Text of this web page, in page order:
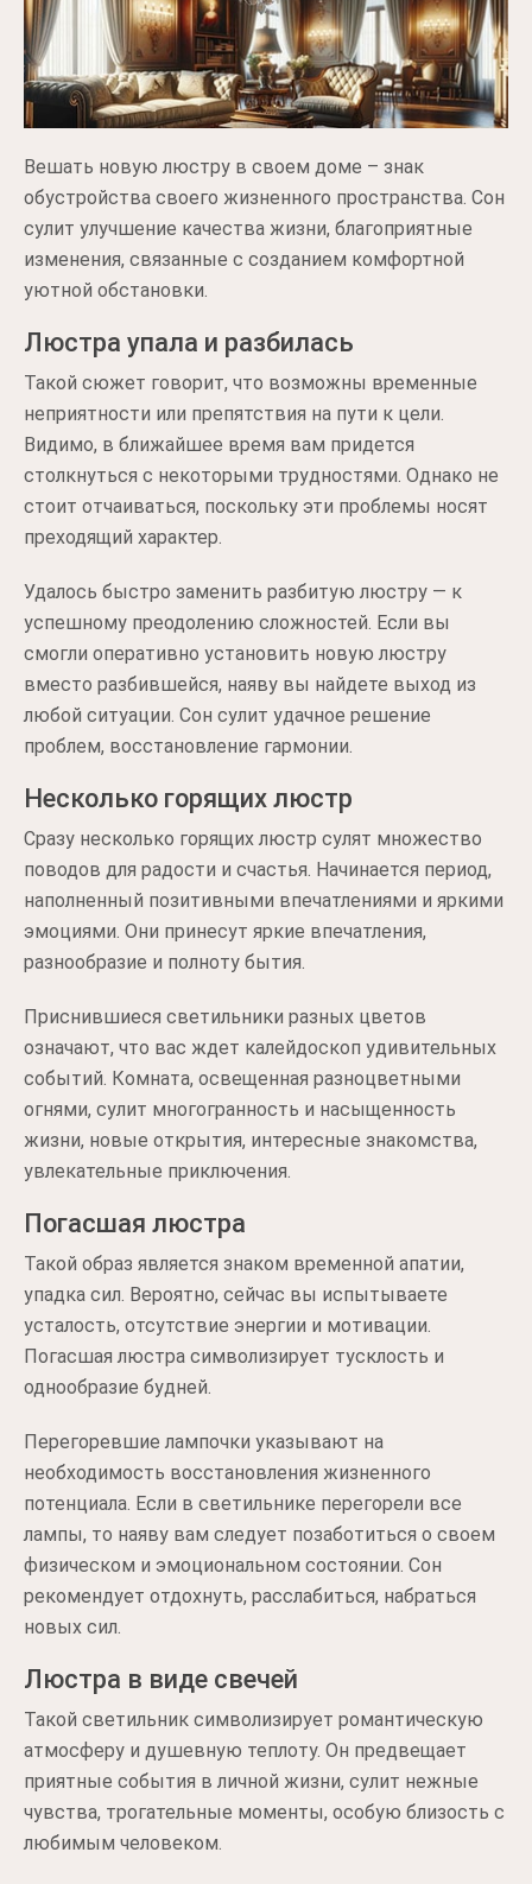
Вешать новую люстру в своем доме – знак
обустройства своего жизненного пространства. Сон
сулит улучшение качества жизни, благоприятные
изменения, связанные с созданием комфортной
уютной обстановки.
Люстра упала и разбилась
Такой сюжет говорит, что возможны временные
неприятности или препятствия на пути к цели.
Видимо, в ближайшее время вам придется
столкнуться с некоторыми трудностями. Однако не
стоит отчаиваться, поскольку эти проблемы носят
преходящий характер.
Удалось быстро заменить разбитую люстру — к
успешному преодолению сложностей. Если вы
смогли оперативно установить новую люстру
вместо разбившейся, наяву вы найдете выход из
любой ситуации. Сон сулит удачное решение
проблем, восстановление гармонии.
Несколько горящих люстр
Сразу несколько горящих люстр сулят множество
поводов для радости и счастья. Начинается период,
наполненный позитивными впечатлениями и яркими
эмоциями. Они принесут яркие впечатления,
разнообразие и полноту бытия.
Приснившиеся светильники разных цветов
означают, что вас ждет калейдоскоп удивительных
событий. Комната, освещенная разноцветными
огнями, сулит многогранность и насыщенность
жизни, новые открытия, интересные знакомства,
увлекательные приключения.
Погасшая люстра
Такой образ является знаком временной апатии,
упадка сил. Вероятно, сейчас вы испытываете
усталость, отсутствие энергии и мотивации.
Погасшая люстра символизирует тусклость и
однообразие будней.
Перегоревшие лампочки указывают на
необходимость восстановления жизненного
потенциала. Если в светильнике перегорели все
лампы, то наяву вам следует позаботиться о своем
физическом и эмоциональном состоянии. Сон
рекомендует отдохнуть, расслабиться, набраться
новых сил.
Люстра в виде свечей
Такой светильник символизирует романтическую
атмосферу и душевную теплоту. Он предвещает
приятные события в личной жизни, сулит нежные
чувства, трогательные моменты, особую близость с
любимым человеком.